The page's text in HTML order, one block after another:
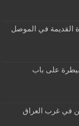
القديمة في الموصل
على باب
في غرب العراق